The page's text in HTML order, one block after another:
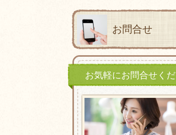
お問合せ
お気軽にお問合せく